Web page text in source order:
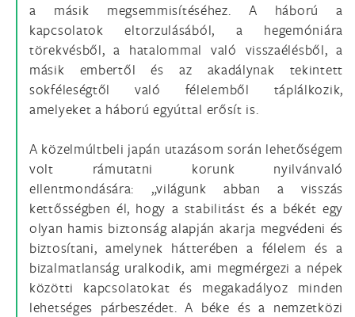
a másik megsemmisítéséhez. A háború a
kapcsolatok eltorzulásából, a hegemóniára
törekvésből, a hatalommal való visszaélésből, a
másik embertől és az akadálynak tekintett
sokféleségtől való félelemből táplálkozik,
amelyeket a háború egyúttal erősít is.
A közelmúltbeli japán utazásom során lehetőségem
volt rámutatni korunk nyilvánvaló
ellentmondására: „világunk abban a visszás
kettősségben él, hogy a stabilitást és a békét egy
olyan hamis biztonság alapján akarja megvédeni és
biztosítani, amelynek hátterében a félelem és a
bizalmatlanság uralkodik, ami megmérgezi a népek
közötti kapcsolatokat és megakadályoz minden
lehetséges párbeszédet. A béke és a nemzetközi